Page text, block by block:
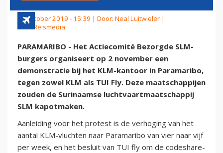
18 oktober 2019 - 15:39 | Door: Neal Luitwieler |
Foto: Reismedia
PARAMARIBO - Het Actiecomité Bezorgde SLM-
burgers organiseert op 2 november een
demonstratie bij het KLM-kantoor in Paramaribo,
tegen zowel KLM als TUI Fly. Deze maatschappijen
zouden de Surinaamse luchtvaartmaatschappij
SLM kapotmaken.
Aanleiding voor het protest is de verhoging van het
aantal KLM-vluchten naar Paramaribo van vier naar vijf
per week, en het besluit van TUI fly om de codeshare-